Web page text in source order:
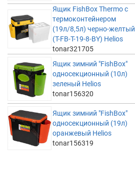
Ящик FishBox Thermo с
термоконтейнером
(19л/8,5л) черно-желтый
(T-FB-T-19-8-BY) Helios
tonar321705
Ящик зимний "FishBox"
односекционный (10л)
зеленый Helios
tonar156320
Ящик зимний "FishBox"
односекционный (19л)
оранжевый Helios
tonar156319